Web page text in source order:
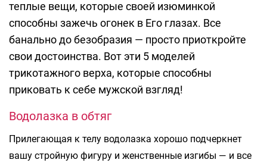
теплые вещи, которые своей изюминкой
способны зажечь огонек в Его глазах. Все
банально до безобразия — просто приоткройте
свои достоинства. Вот эти 5 моделей
трикотажного верха, которые способны
приковать к себе мужской взгляд!
Водолазка в обтяг
Прилегающая к телу водолазка хорошо подчеркнет
вашу стройную фигуру и женственные изгибы — и все